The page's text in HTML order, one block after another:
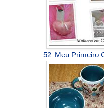
52. Meu Primeiro